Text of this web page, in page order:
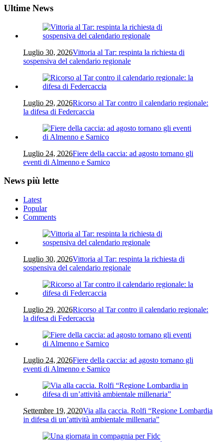
Ultime News
Luglio 30, 2026Vittoria al Tar: respinta la richiesta di
sospensiva del calendario regionale
Luglio 29, 2026Ricorso al Tar contro il calendario regionale:
la difesa di Federcaccia
Luglio 24, 2026Fiere della caccia: ad agosto tornano gli
eventi di Almenno e Sarnico
News più lette
Latest
Popular
Comments
Luglio 30, 2026Vittoria al Tar: respinta la richiesta di
sospensiva del calendario regionale
Luglio 29, 2026Ricorso al Tar contro il calendario regionale:
la difesa di Federcaccia
Luglio 24, 2026Fiere della caccia: ad agosto tornano gli
eventi di Almenno e Sarnico
Settembre 19, 2020Via alla caccia. Rolfi “Regione Lombardia
in difesa di un’attività ambientale millenaria”